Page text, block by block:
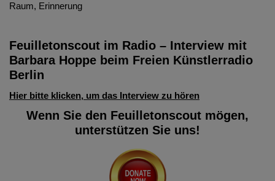
Raum, Erinnerung
Feuilletonscout im Radio – Interview mit
Barbara Hoppe beim Freien Künstlerradio
Berlin
Hier bitte klicken, um das Interview zu hören
Wenn Sie den Feuilletonscout mögen,
unterstützen Sie uns!